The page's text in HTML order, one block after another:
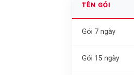
TÊN GÓI
Gói 7 ngày
Gói 15 ngày